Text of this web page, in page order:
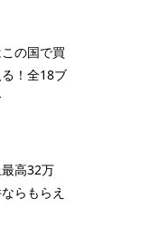
の国で買
！全18ブ
高32万
らもらえ